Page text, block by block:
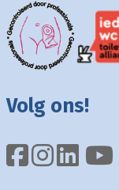
Volg ons!